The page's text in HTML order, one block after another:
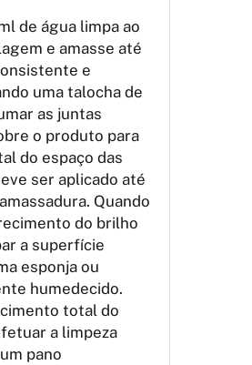
de água limpa ao
e amasse até
e
uma talocha de
as juntas
o produto para
do espaço das
ser aplicado até
Quando
do brilho
a superfície
esponja ou
humedecido.
total do
a limpeza
pano